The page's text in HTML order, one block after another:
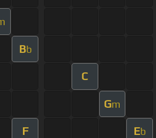
Bb
C
Gm
F Eb